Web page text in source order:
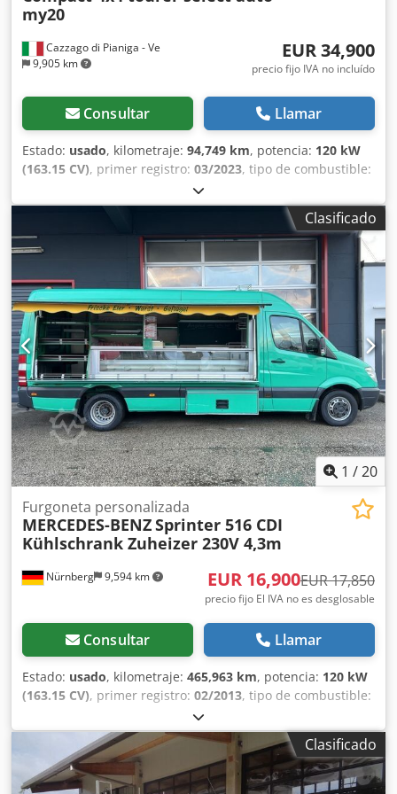
Cazzago di Pianiga - Ve
9,905 km
my20
EUR 34,900
precio fijo IVA no incluído
Consultar Llamar
Estado: usado, kilometraje: 94,749 km, potencia: 120 kW
(163.15 CV), primer registro: 03/2023, tipo de combustible:
, configuración de ejes:
color:azul, tipo de engranaje:mecánico, número de
, Peso total máximo permitido: 3200 kg; tracción
a las cuatro ruedas. Dkedpfxezqxvcj Ab Sjr
Clasificado
1 /20
Nürnberg 9,594 km
Furgoneta personalizada
MERCEDES-BENZSprinter 516 CDI
Kühlschrank Zuheizer 230V 4,3m
EUR 16,900EUR 17,850
precio fijo El IVA no es desglosable
Consultar Llamar
Estado: usado, kilometraje: 465,963 km, potencia: 120 kW
(163.15 CV), primer registro: 02/2013, tipo de combustible:
, color:
mecánico, clase de emisión:Euro 5, número de asientos:
, volumen del espacio de carga: 14 m³, longitud del
espacio de carga:
4,300 mm, anchura del espacio de
carga:1,770 mm, altura del espacio de carga:1,910 mm,
Clasificado